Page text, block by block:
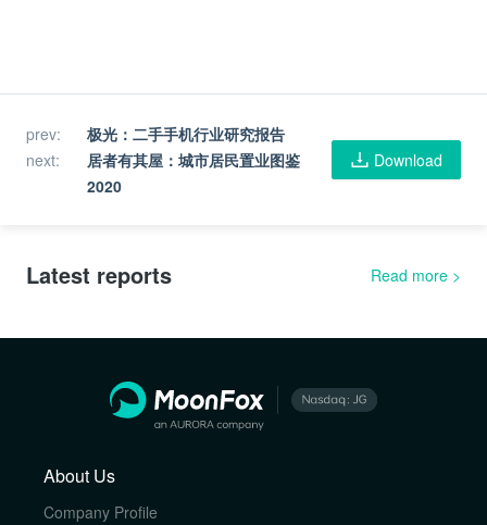
prev:
极光：二手手机行业研究报告
next:
居者有其屋：城市居民置业图鉴
2020
Download
Latest reports Read more >
About Us
Company Profile